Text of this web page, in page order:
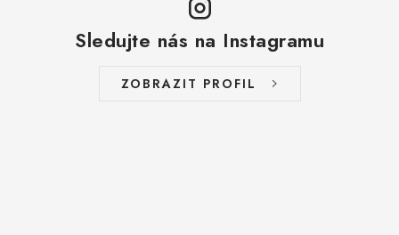
Sledujte nás na Instagramu
ZOBRAZIT PROFIL